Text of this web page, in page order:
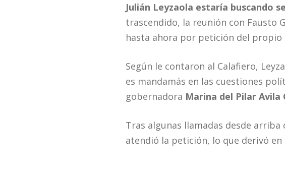
Julián Leyzaola estaría buscando
trascendido, la reunión con Fausto
hasta ahora por petición del propio
Según le contaron al Calafiero,
es mandamás en las cuestiones
gobernadora Marina del Pilar Avila
Tras algunas llamadas desde
atendió la petición, lo que derivó